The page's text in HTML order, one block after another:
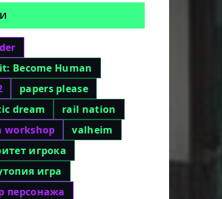
Become Human
papers please
dream
rail nation
workshop
valheim
игрока
игра
персонажа